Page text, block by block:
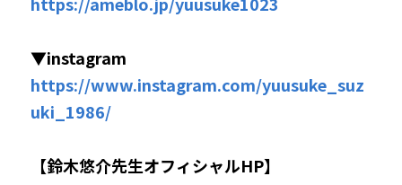
▼instagram
https://www.instagram.com/yuusuke_suz
uki_1986/
【鈴木悠介先生オフィシャルHP】